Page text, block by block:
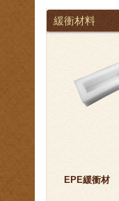
緩衝材料
EPE緩衝材